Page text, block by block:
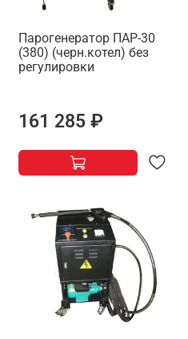
Парогенератор ПАР-30
(380) (черн.котел) без
регулировки
161 285 ₽